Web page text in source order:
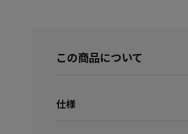
この商品について
仕様